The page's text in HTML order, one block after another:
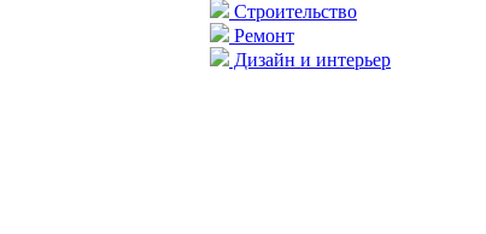
Строительство
Ремонт
Дизайн и интерьер